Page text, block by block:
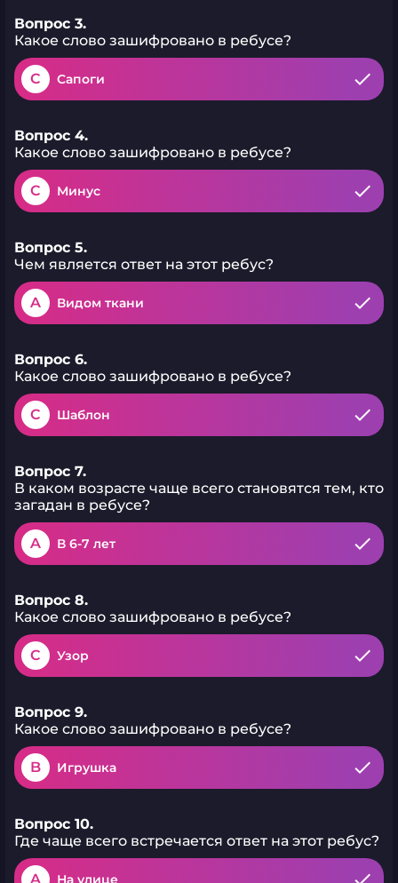
Вопрос 3.
Какое слово зашифровано в ребусе?
C Сапоги
Вопрос 4.
Какое слово зашифровано в ребусе?
C Минус
Вопрос 5.
Чем является ответ на этот ребус?
A Видом ткани
Вопрос 6.
Какое слово зашифровано в ребусе?
C Шаблон
Вопрос 7.
В каком возрасте чаще всего становятся тем, кто
загадан в ребусе?
A В 6-7 лет
Вопрос 8.
Какое слово зашифровано в ребусе?
C Узор
Вопрос 9.
Какое слово зашифровано в ребусе?
B Игрушка
Вопрос 10.
Где чаще всего встречается ответ на этот ребус?
A На улице